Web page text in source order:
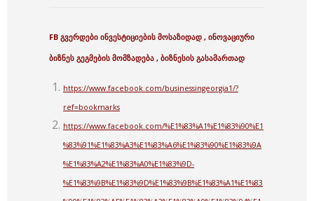
FB გვერდები ინვესტიციების მოსაზიდად , ინოვაციური
ბიზნეს გეგმების მომზადება , ბიზნესის გასამართად
https://www.facebook.com/businessingeorgia1/?
ref=bookmarks
https://www.facebook.com/%E1%83%A1%E1%83%90%E1
%83%91%E1%83%A3%E1%83%A6%E1%83%90%E1%83%9A
%E1%83%A2%E1%83%A0%E1%83%9D-
%E1%83%9B%E1%83%9D%E1%83%9B%E1%83%A1%E1%83